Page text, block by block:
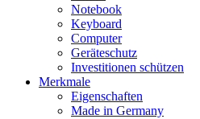
Notebook
Keyboard
Computer
Geräteschutz
Investitionen schützen
Merkmale
Eigenschaften
Made in Germany